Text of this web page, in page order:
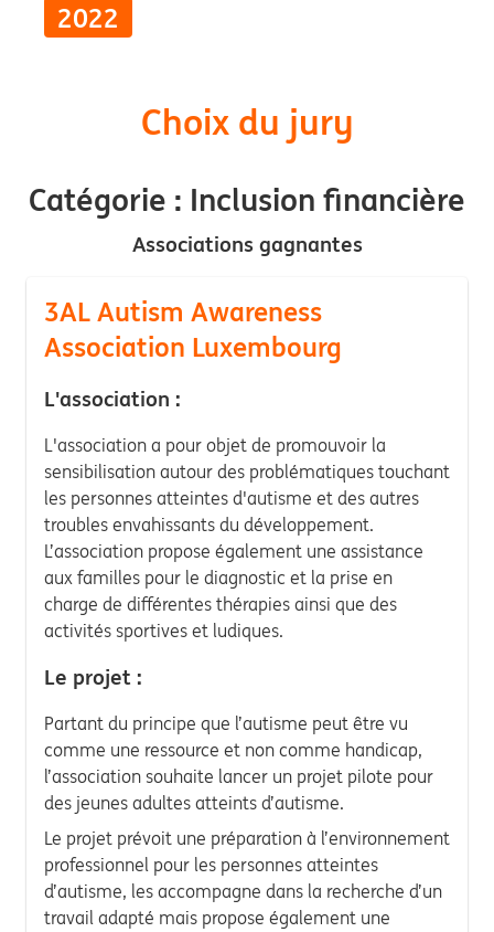
2022
Choix du jury
Catégorie : Inclusion financière
Associations gagnantes
3AL Autism Awareness
Association Luxembourg
L'association :
L'association a pour objet de promouvoir la
sensibilisation autour des problématiques touchant
les personnes atteintes d'autisme et des autres
troubles envahissants du développement.
L’association propose également une assistance
aux familles pour le diagnostic et la prise en
charge de différentes thérapies ainsi que des
activités sportives et ludiques.
Le projet :
Partant du principe que l’autisme peut être vu
comme une ressource et non comme handicap,
l’association souhaite lancer un projet pilote pour
des jeunes adultes atteints d’autisme.
Le projet prévoit une préparation à l’environnement
professionnel pour les personnes atteintes
d’autisme, les accompagne dans la recherche d’un
travail adapté mais propose également une